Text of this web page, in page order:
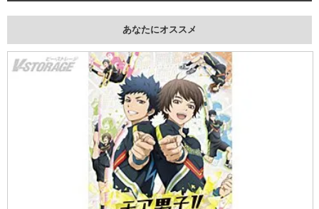
あなたにオススメ